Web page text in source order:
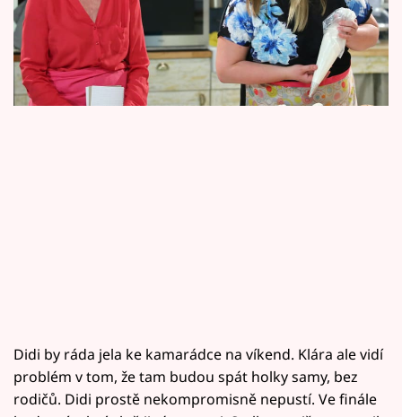
Sledujte prima+
Filmový festival Karlovy Vary
způsobem.
Didi by ráda jela ke kamarádce na víkend. Klára ale vidí
problém v tom, že tam budou spát holky samy, bez
rodičů. Didi prostě nekompromisně nepustí. Ve finále